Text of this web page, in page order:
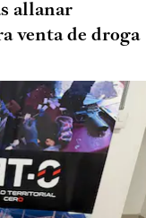
allanar
venta de droga